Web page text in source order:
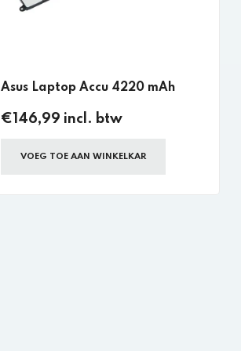
Asus Laptop Accu 4220 mAh
€146,99 incl. btw
VOEG TOE AAN WINKELKAR